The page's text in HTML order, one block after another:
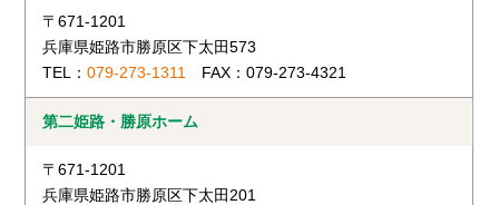
〒671-1201
兵庫県姫路市勝原区下太田573
TEL：079-273-1311 FAX：079-273-4321
第二姫路・ 勝原ホーム
〒671-1201
兵庫県姫路市勝原区下太田201